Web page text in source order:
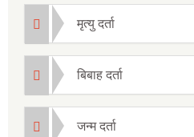
मृत्यु दर्ता
बिबाह दर्ता
जन्म दर्ता